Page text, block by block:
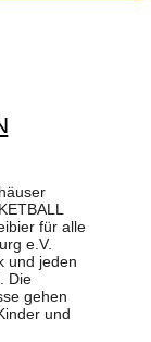
für alle
e.V.
und jeden
Die
gehen
und